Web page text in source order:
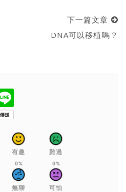
下一篇文章
DNA可以移植嗎？
有趣
0%
難過
0%
無聊 可怕